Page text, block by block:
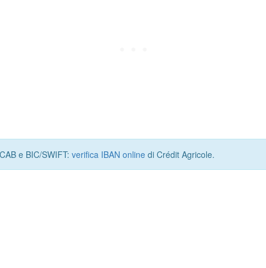
e BIC/SWIFT: verifica IBAN online di Crédit Agricole.